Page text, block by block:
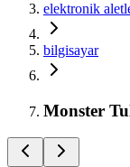
elektronik
bilgisayar
Monster